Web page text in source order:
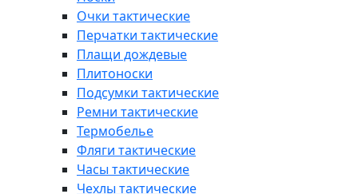
Очки тактические
Перчатки тактические
Плащи дождевые
Плитоноски
Подсумки тактические
Ремни тактические
Термобелье
Фляги тактические
Часы тактические
Чехлы тактические